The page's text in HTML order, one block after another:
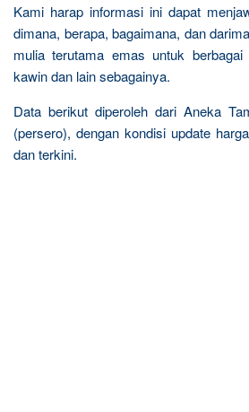
Kami harap informasi ini dapat
dimana, berapa, bagaimana, dan
mulia terutama emas untuk
kawin dan lain sebagainya.
Data berikut diperoleh dari Aneka
(persero), dengan kondisi update
dan terkini.